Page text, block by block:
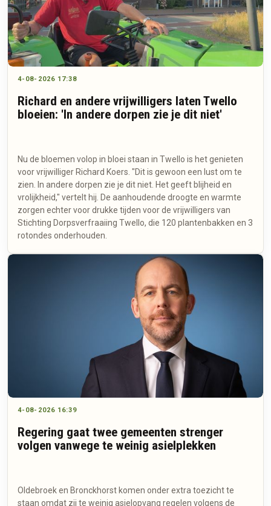
4-08-2026 17:38
Richard en andere vrijwilligers laten Twello
bloeien: 'In andere dorpen zie je dit niet'
Nu de bloemen volop in bloei staan in Twello is het genieten
voor vrijwilliger Richard Koers. "Dit is gewoon een lust om te
zien. In andere dorpen zie je dit niet. Het geeft blijheid en
vrolijkheid," vertelt hij. De aanhoudende droogte en warmte
zorgen echter voor drukke tijden voor de vrijwilligers van
Stichting Dorpsverfraaiing Twello, die 120 plantenbakken en 3
rotondes onderhouden.
4-08-2026 16:39
Regering gaat twee gemeenten strenger
volgen vanwege te weinig asielplekken
Oldebroek en Bronckhorst komen onder extra toezicht te
staan omdat zij te weinig asielopvang regelen volgens de